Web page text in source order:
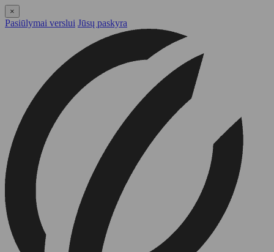
×
Pasiūlymai verslui Jūsų paskyra